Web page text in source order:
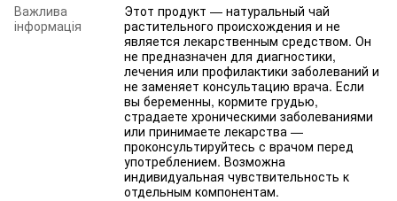
Важлива
інформація
Этот продукт — натуральный чай
растительного происхождения и не
является лекарственным средством. Он
не предназначен для диагностики,
лечения или профилактики заболеваний и
не заменяет консультацию врача. Если
вы беременны, кормите грудью,
страдаете хроническими заболеваниями
или принимаете лекарства —
проконсультируйтесь с врачом перед
употреблением. Возможна
индивидуальная чувствительность к
отдельным компонентам.